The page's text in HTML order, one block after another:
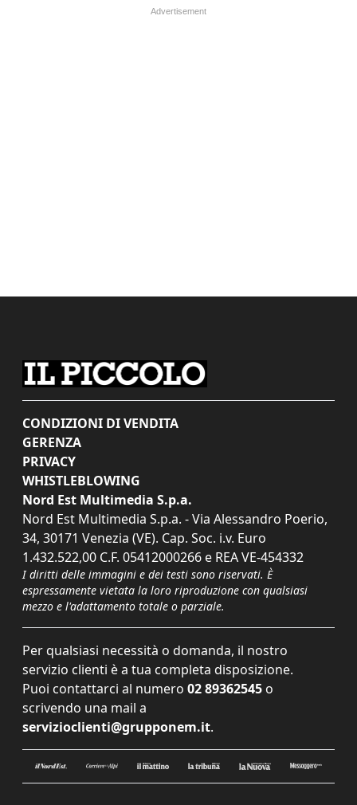
CONDIZIONI DI VENDITA
GERENZA
PRIVACY
WHISTLEBLOWING
Nord Est Multimedia S.p.a.
Nord Est Multimedia S.p.a. - Via Alessandro Poerio,
34, 30171 Venezia (VE). Cap. Soc. i.v. Euro
1.432.522,00 C.F. 05412000266 e REA VE-454332
I diritti delle immagini e dei testi sono riservati. È
espressamente vietata la loro riproduzione con qualsiasi
mezzo e l'adattamento totale o parziale.
Per qualsiasi necessità o domanda, il nostro
servizio clienti è a tua completa disposizione.
Puoi contattarci al numero 02 89362545 o
scrivendo una mail a
servizioclienti@grupponem.it.